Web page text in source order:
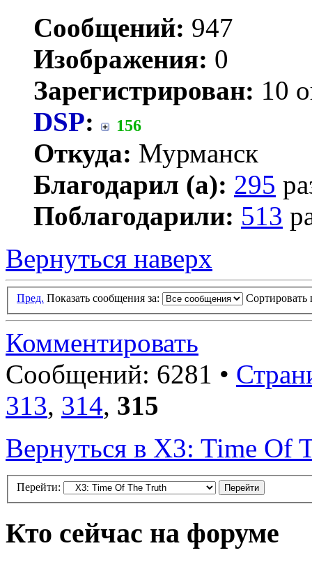
Сообщений: 947
Изображения: 0
Зарегистрирован: 10
DSP: 156
Откуда: Мурманск
Благодарил (а): 295
Поблагодарили: 513
Вернуться наверх
Пред. Показать сообщения за: Сортировать
Комментировать
Сообщений: 6281 •
313, 314, 315
Вернуться в X3: Time Of
Перейти:
Кто сейчас на форуме